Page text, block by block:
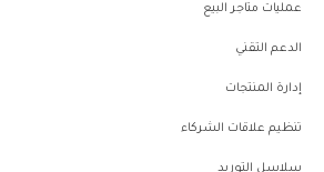
عمليات متاجر البيع
الدعم التقني
إدارة المنتجات
تنظيم علاقات الشركاء
سلاسل التوريد